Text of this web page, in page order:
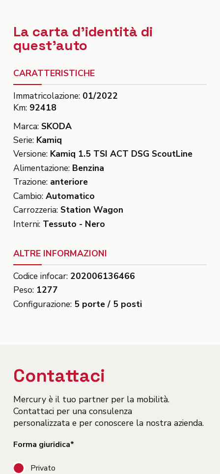
La carta d'identità di
quest'auto
CARATTERISTICHE
Immatricolazione: 01/2022
Km: 92418
Marca: SKODA
Serie: Kamiq
Versione: Kamiq 1.5 TSI ACT DSG ScoutLine
Alimentazione: Benzina
Trazione: anteriore
Cambio: Automatico
Carrozzeria: Station Wagon
Interni: Tessuto - Nero
ALTRE INFORMAZIONI
Codice infocar: 202006136466
Peso: 1277
Configurazione: 5 porte / 5 posti
Contattaci
Mercury è il tuo partner per la mobilità.
Contattaci per una consulenza
personalizzata e per conoscere la nostra azienda.
Forma giuridica*
Privato